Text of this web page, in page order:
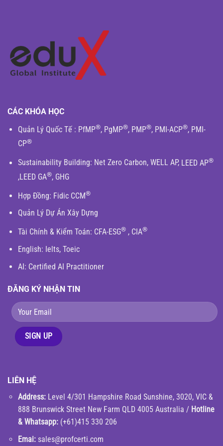
CÁC KHÓA HỌC
Quản Lý Quốc Tế: PfMP®, PgMP®, PMP®, PMI-ACP®, PMI-
CP®
Sustainability Building: Net Zero Carbon, WELL AP,LEED AP®
,LEED GA®, GHG
Hợp Đồng: Fidic CCM®
Quản Lý Dự Án Xây Dựng
Tài Chính & Kiểm Toán: CFA-ESG®, CIA®
English: Ielts, Toeic
AI: Certified AI Practitioner
ĐĂNG KÝ NHẬN TIN
LIÊN HỆ
Address:Level 4/301 Hampshire Road Sunshine, 3020, VIC &
888 Brunswick Street New Farm QLD 4005 Australia / Hotline
& Whatsapp: (+61)415 330 206
Emai:sales@profcerti.com